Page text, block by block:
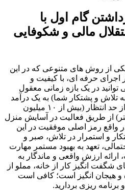
گام اول با
مالی و شکوفایی
یکی از روش های متنوعی که در این
اجرای حرفه ای، با کیفیت و
در یک بازه زمانی معقول
۱۲ ماه، بسته به تلاش و پشتکار شما) به یک درآمد
پایدار، قابل قبول و حتی فراتر از حد انتظار (بیش از ۱۰ میلیون
از طریق فعالیت در آسایش منزل
واقع رمز اصلی موفقیت در این
و استمرار در تلاش، صبر و
تعهد به بهبود مستمر مهارت
ارزش واقعی و ماندگار به
شگفت انگیز کار از خانه، مملو از
هیجان انگیز است؛ کافی است
برنامه ریزی بردارید.